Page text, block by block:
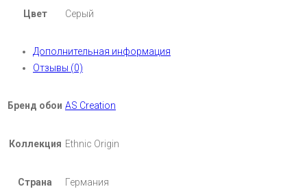
Цвет Серый
Дополнительная информация
Отзывы (0)
Бренд обои AS Creation
Коллекция Ethnic Origin
Страна Германия